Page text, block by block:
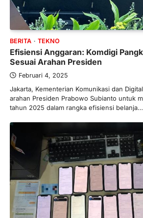
BERITA TEKNO
Efisiensi Anggaran: Komdigi
Sesuai Arahan Presiden
Februari 4, 2025
Jakarta, Kementerian Komunikasi dan
arahan Presiden Prabowo Subianto untuk
tahun 2025 dalam rangka efisiensi belanja…